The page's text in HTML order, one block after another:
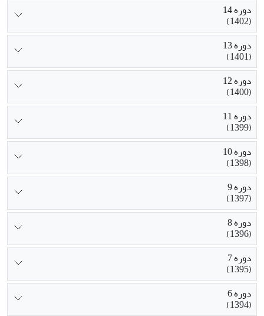
دوره 14
(1402)
دوره 13
(1401)
دوره 12
(1400)
دوره 11
(1399)
دوره 10
(1398)
دوره 9
(1397)
دوره 8
(1396)
دوره 7
(1395)
دوره 6
(1394)